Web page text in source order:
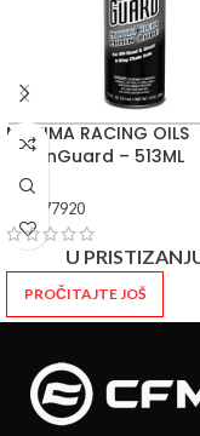
MAXIMA RACING OILS
ChainGuard – 513ML
77920
U
PROČITAJTE JOŠ